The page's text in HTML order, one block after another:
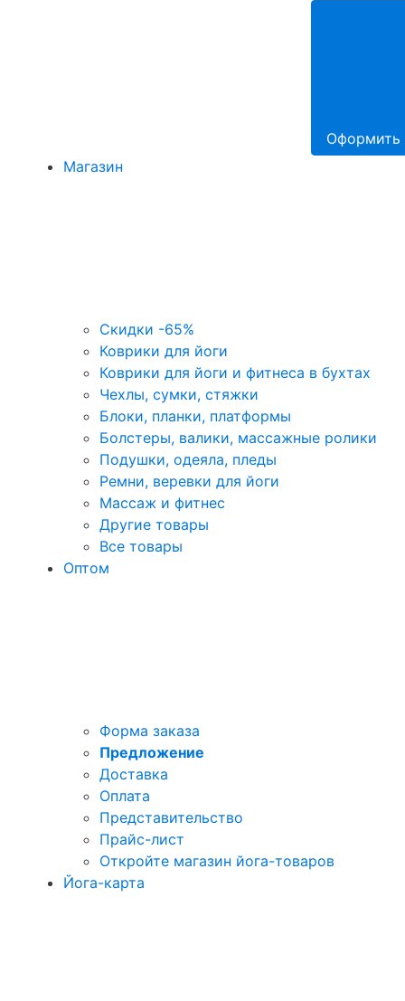
Оформить
Магазин
Скидки -65%
Коврики для йоги
Коврики для йоги и фитнеса в бухтах
Чехлы, сумки, стяжки
Блоки, планки, платформы
Болстеры, валики, массажные ролики
Подушки, одеяла, пледы
Ремни, веревки для йоги
Массаж и фитнес
Другие товары
Все товары
Оптом
Форма заказа
Предложение
Доставка
Оплата
Представительство
Прайс-лист
Откройте магазин йога-товаров
Йога-карта